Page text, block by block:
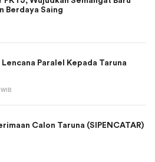
Berdaya Saing
Paralel Kepada Taruna
Calon Taruna (SIPENCATAR)